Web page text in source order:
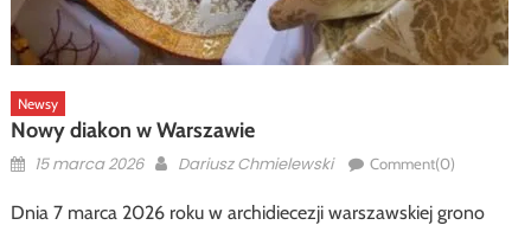
Newsy
Nowy diakon w Warszawie
Posted
15 marca 2026 Author
Dariusz Chmielewski Comment(0)
Dnia 7 marca 2026 roku w archidiecezji warszawskiej grono